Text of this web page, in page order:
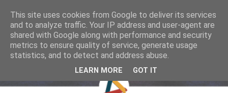
This site uses cookies from Google to deliver its services
and to analyze traffic. Your IP address and user-agent are
shared with Google along with performance and security
metrics to ensure quality of service, generate usage
statistics, and to detect and address abuse.
LEARN MORE GOT IT